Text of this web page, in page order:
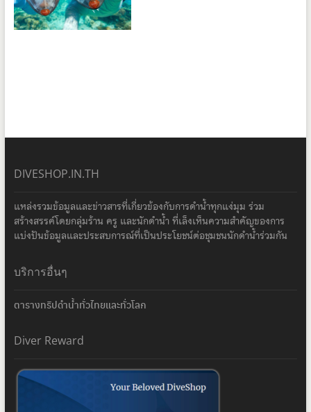
DIVESHOP.IN.TH
แหล่งรวมข้อมูลและข่าวสารที่เกี่ยวข้องกับการดำน้ำทุกแง่มุม ร่วม
สร้างสรรค์โดยกลุ่มร้าน ครู และนักดำน้ำ ที่เล็งเห็นความสำคัญของการ
แบ่งปันข้อมูลและประสบการณ์ที่เป็นประโยชน์ต่อชุมชนนักดำน้ำร่วมกัน
บริการอื่นๆ
ตารางทริปดำน้ำทั่วไทยและทั่วโลก
Diver Reward